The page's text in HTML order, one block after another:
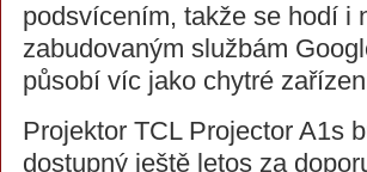
podsvícením, takže se hodí i
zabudovaným službám
působí víc jako chytré
Projektor TCL Projector A1s
dostupný ještě letos za